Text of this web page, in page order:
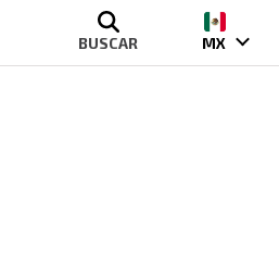
BUSCAR MX